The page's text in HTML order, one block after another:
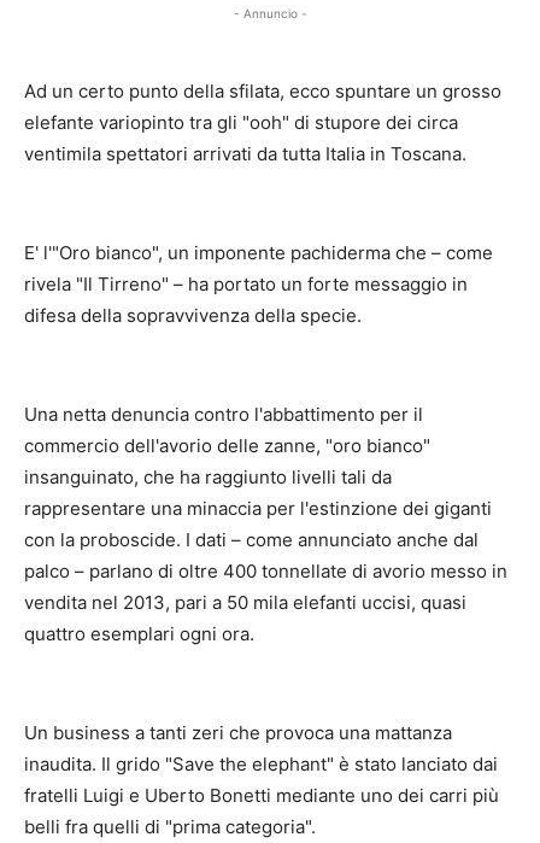
- Annuncio -
Ad un certo punto della sfilata, ecco spuntare un grosso
elefante variopinto tra gli "ooh" di stupore dei circa
ventimila spettatori arrivati da tutta Italia in Toscana.
E' l'"Oro bianco", un imponente pachiderma che – come
rivela "Il Tirreno" – ha portato un forte messaggio in
difesa della sopravvivenza della specie.
Una netta denuncia contro l'abbattimento per il
commercio dell'avorio delle zanne, "oro bianco"
insanguinato, che ha raggiunto livelli tali da
rappresentare una minaccia per l'estinzione dei giganti
con la proboscide. I dati – come annunciato anche dal
palco – parlano di oltre 400 tonnellate di avorio messo in
vendita nel 2013, pari a 50 mila elefanti uccisi, quasi
quattro esemplari ogni ora.
Un business a tanti zeri che provoca una mattanza
inaudita. Il grido "Save the elephant" è stato lanciato dai
fratelli Luigi e Uberto Bonetti mediante uno dei carri più
belli fra quelli di "prima categoria".